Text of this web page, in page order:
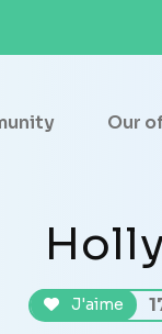
Our
J'aime